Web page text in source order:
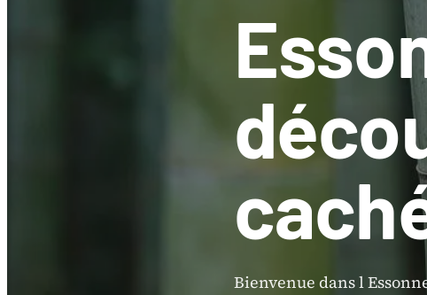
Bienvenue dans l